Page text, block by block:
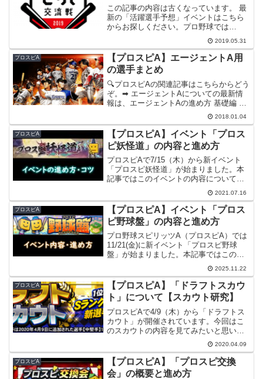
この記事の内容は古くなっています。 最
新の「活躍選手予想」イベントはこちら
からお探しください。プロ野球では
6/4（火）からセ・パ交流戦が始まりま
す。プロスピAでは、この6/4（火）から
活躍選手予想イベントが開催されます。
今回はこのイベントに...
2019.05.31
プロスピA
【プロスピA】エージェントA用
の選手まとめ
🔍プロスピAの関連記事はこちらからどう
ぞ。➡ エージェントAについての最新情
報は、エージェントAの進め方 基礎編 を
ご覧ください。プロスピAで1/4（月）か
らイベント「エージェントA」が始まりま
した。イベントで集めることができる選
手は201...
2018.01.04
プロスピA
【プロスピA】イベント「プロス
ピ妖怪道」の内容と進め方
プロスピAで7/15（木）から新イベント
「プロスピ妖怪道」が始まりました。本
記事ではこのイベントの内容についてま
とめてみたいと思います。【注意】個人
的に効率がいいと思う方法を書いていま
すので、当てはまらない人がいたり、情
報が間違っている場合...
2021.07.16
プロスピA
【プロスピA】イベント「プロス
ピ野球盤」の内容と進め方
プロ野球スピリッツA（プロスピA）では
11/21(金)に新イベント「プロスピ野球
盤」が始まりました。本記事ではこのイ
ベントの内容についてまとめてみたいと
思います。【注意】イベントの進め方な
どは個人的に良いと思う方法を書いてい
ますので当てはま...
2025.11.22
プロスピA
【プロスピA】「ドラフトスカウ
ト」について【スカウト研究】
プロスピAで4/9（木）から「ドラフトス
カウト」が開催されています。今回はこ
のスカウトの内容を見てみたいと思いま
す。普通のドラフトスカウトと「小盛！
ドラフトスカウト」が同時開催されてい
ますが、本記事では普通のドラフトスカ
ウトを見ていきます。...
2020.04.09
プロスピA
【プロスピA】「プロスピ交換
会」の概要と進め方